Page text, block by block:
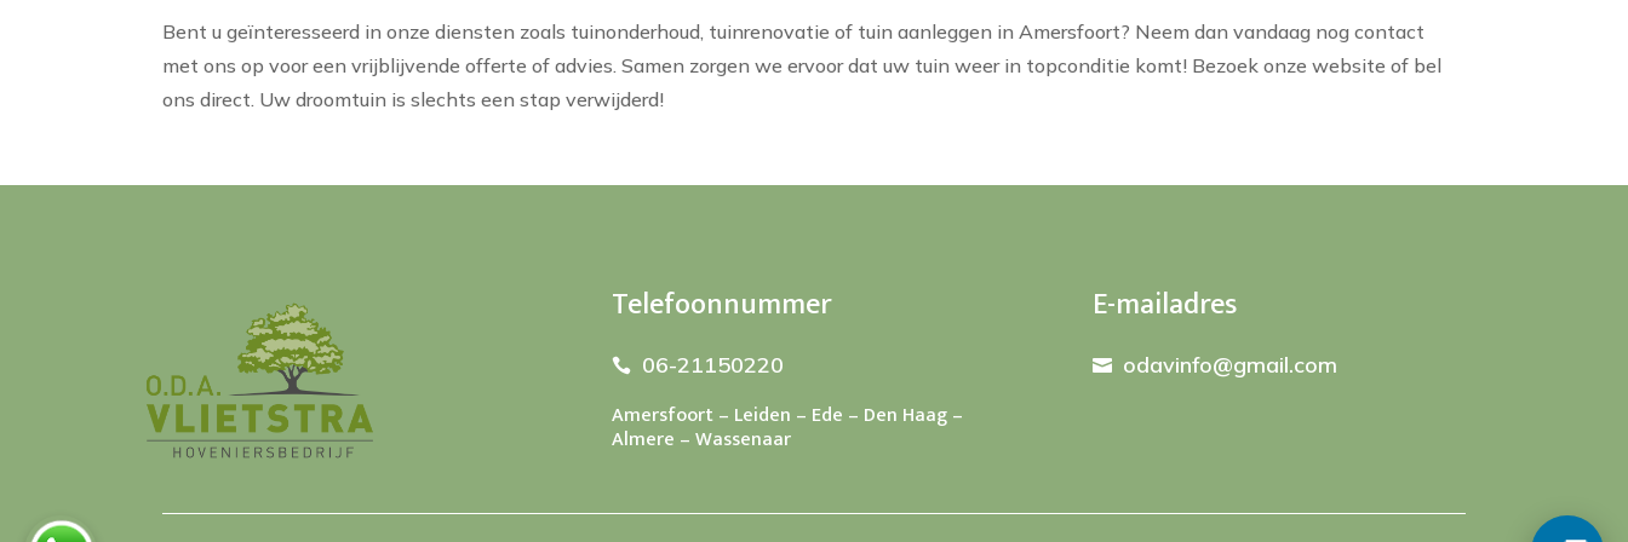
Bent u geïnteresseerd in onze diensten zoals tuinonderhoud, tuinrenovatie of tuin aanleggen in Amersfoort? Neem dan vandaag nog contact
met ons op voor een vrijblijvende offerte of advies. Samen zorgen we ervoor dat uw tuin weer in topconditie komt! Bezoek onze website of bel
ons direct. Uw droomtuin is slechts een stap verwijderd!
Telefoonnummer
 06-21150220
Amersfoort – Leiden – Ede – Den Haag –
Almere – Wassenaar
E-mailadres
 odavinfo@gmail.com